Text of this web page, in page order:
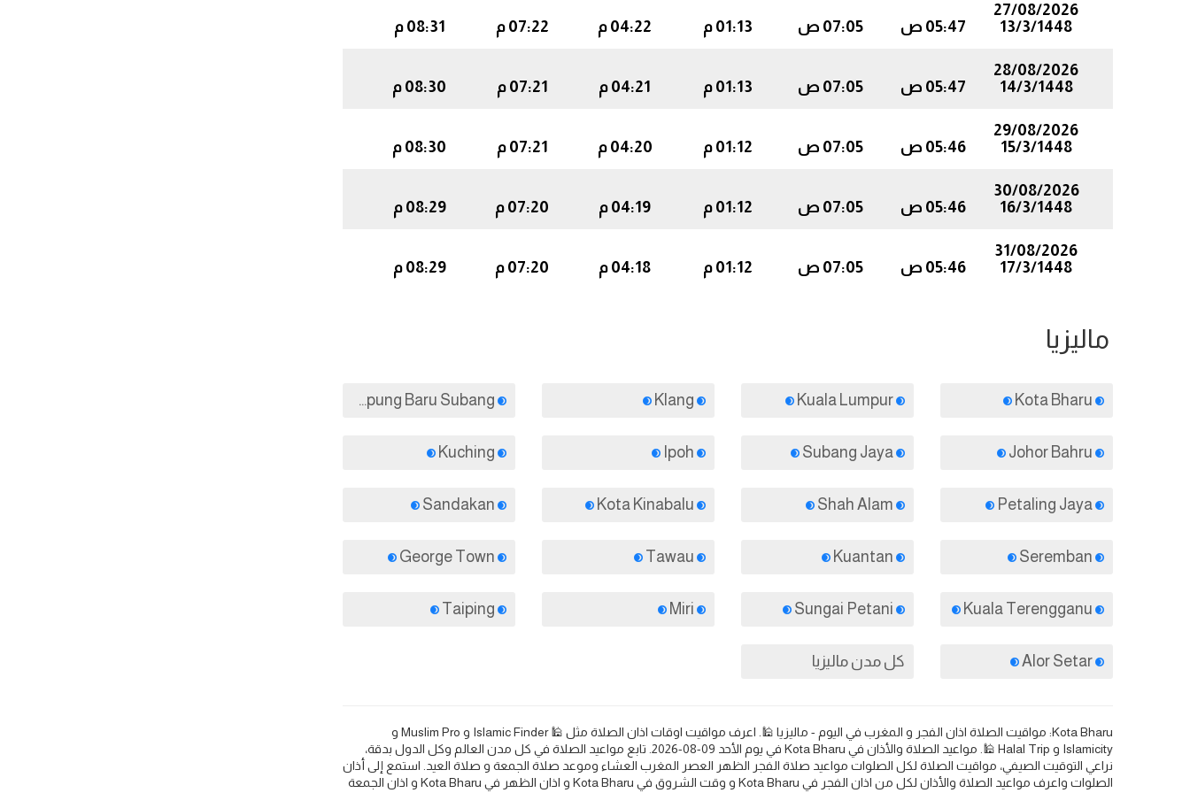
27/08/2026
13/3/1448
05:47 ص 07:05 ص 01:13 م 04:22 م 07:22 م 08:31 م
28/08/2026
14/3/1448
05:47 ص 07:05 ص 01:13 م 04:21 م 07:21 م 08:30 م
29/08/2026
15/3/1448
05:46 ص 07:05 ص 01:12 م 04:20 م 07:21 م 08:30 م
30/08/2026
16/3/1448
05:46 ص 07:05 ص 01:12 م 04:19 م 07:20 م 08:29 م
31/08/2026
17/3/1448
05:46 ص 07:05 ص 01:12 م 04:18 م 07:20 م 08:29 م
ماليزيا
كل مدن ماليزيا
Kota Bharu: مواقيت الصلاة اذان الفجر و المغرب في اليوم - ماليزيا 🕌. اعرف مواقيت اوقات اذان الصلاة مثل 🕌 Islamic Finder و Muslim Pro و
Islamicity و Halal Trip 🕌. مواعيد الصلاة والأذان في Kota Bharu في يوم الأحد 09-08-2026. تابع مواعيد الصلاة في كل مدن العالم وكل الدول بدقة،
نراعي التوقيت الصيفي، مواقيت الصلاة لكل الصلوات مواعيد صلاة الفجر الظهر العصر المغرب العشاء وموعد صلاة الجمعة و صلاة العيد. استمع إلى أذان
الصلوات واعرف مواعيد الصلاة والأذان لكل من اذان الفجر في Kota Bharu و وقت الشروق في Kota Bharu و اذان الظهر في Kota Bharu و اذان الجمعة